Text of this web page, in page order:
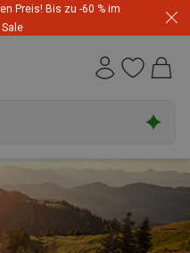
Preis! Bis zu -60 % im